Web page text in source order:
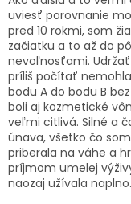
uviesť porovnanie
pred 10 rokmi, som
začiatku a to až do
nevoľnosťami.
príliš počítať
bodu A do bodu B
boli aj kozmetické
veľmi citlivá. Silné a
únava, všetko čo
priberala na váhe a
príjmom umelej
naozaj užívala naplno.